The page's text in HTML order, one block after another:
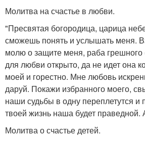
Молитва на счастье в любви.
"Пресвятая богородица, царица
сможешь понять и услышать меня.
молю о защите меня, раба
для любви открыто, да не идет она
моей и горестно. Мне любовь
даруй. Покажи избранного моего,
наши судьбы в одну переплетутся и
твоей жизнь наша будет праведной.
Молитва о счастье детей.